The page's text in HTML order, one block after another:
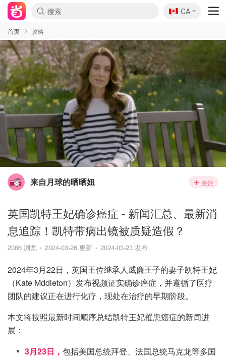
🇨🇦
CA
首页 攻略
来自月球的晒晒妞 关注
英国凯特王妃确诊癌症 - 新闻汇总、最新消
息追踪！凯特带病出镜被质疑造假？
2086 浏览 2024-03-26 更新 2024-03-23 发布
2024年3月22日，英国王位继承人威廉王子的妻子凯特王妃
（Kate Mddleton）发布视频证实确诊癌症，并遵循了医疗
团队的建议正在进行化疗，现处在治疗的早期阶段。
本文将按照最新时间顺序总结凯特王妃罹患癌症的新闻进
展：
3月23日， 包括美国总统拜登、法国总统马克龙等多国